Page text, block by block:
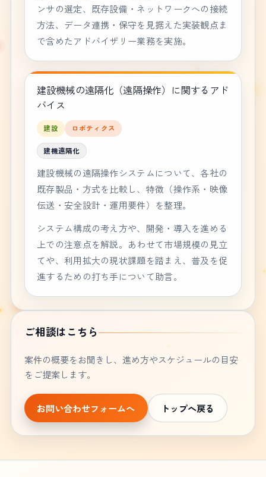
ンサの選定、既存設備・ネットワークへの接続
方法、データ連携・保守を見据えた実装観点ま
で含めたアドバイザリー業務を実施。
建設機械の遠隔化（遠隔操作）に関するアド
バイス
建設 ロボティクス
建機遠隔化
建設機械の遠隔操作システムについて、各社の
既存製品・方式を比較し、特徴（操作系・映像
伝送・安全設計・運用要件）を整理。
システム構成の考え方や、開発・導入を進める
上での注意点を解説。あわせて市場規模の見立
てや、利用拡大の現状課題を踏まえ、普及を促
進するための打ち手について助言。
ご相談はこちら
案件の概要をお聞きし、進め方やスケジュールの目安
をご提案します。
お問い合わせフォームへ トップへ戻る